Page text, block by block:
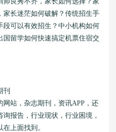
家长迷茫如何破解？传统招生手
段可以有效招生？中小机构如何
国留学如何快速搞定机票住宿交
刊
网站，杂志期刊，资讯APP，还
报告，行业现状，行业困境，
上面找到。